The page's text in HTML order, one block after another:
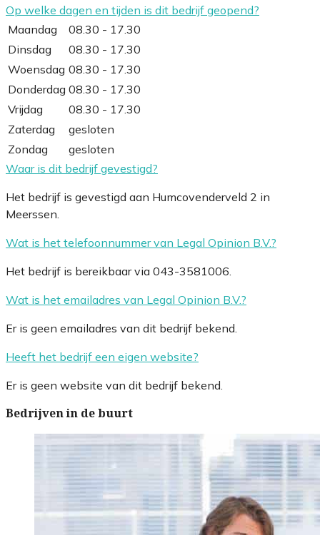
Op welke dagen en tijden is dit bedrijf geopend?
Maandag
08.30 - 17.30
Dinsdag
08.30 - 17.30
Woensdag 08.30 - 17.30
Donderdag 08.30 - 17.30
Vrijdag
08.30 - 17.30
Zaterdag
gesloten
Zondag
gesloten
Waar is dit bedrijf gevestigd?
Het bedrijf is gevestigd aan Humcovenderveld 2 in
Meerssen.
Wat is het telefoonnummer van Legal Opinion B.V.?
Het bedrijf is bereikbaar via 043-3581006.
Wat is het emailadres van Legal Opinion B.V.?
Er is geen emailadres van dit bedrijf bekend.
Heeft het bedrijf een eigen website?
Er is geen website van dit bedrijf bekend.
Bedrijven in de buurt